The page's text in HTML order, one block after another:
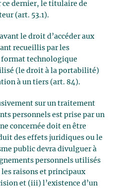
ce dernier, le titulaire de
(art. 53.1).
le droit d’accéder aux
recueillis par les
format technologique
(le droit à la portabilité)
à un tiers (art. 84).
sur un traitement
personnels est prise par un
concernée doit en être
des effets juridiques ou le
public devra divulguer à
personnels utilisés
raisons et principaux
et (iii) l’existence d’un